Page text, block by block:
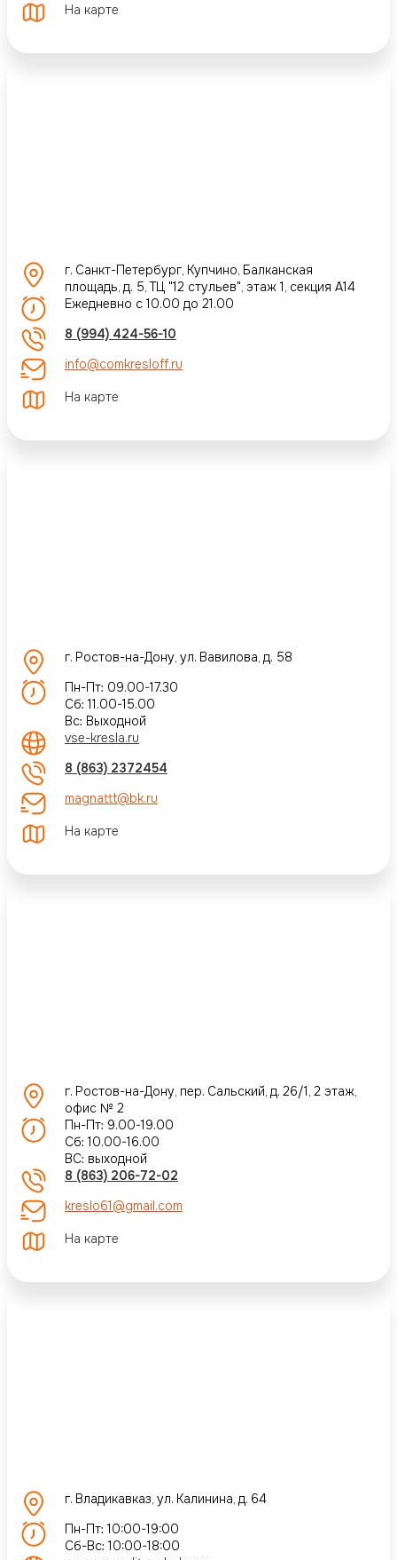
На карте
г. Санкт-Петербург, Купчино, Балканская
площадь, д. 5, ТЦ "12 стульев", этаж 1, секция А14
Ежедневно с 10.00 до 21.00
8 (994) 424-56-10
info@comkresloff.ru
На карте
г. Ростов-на-Дону, ул. Вавилова, д. 58
Пн-Пт: 09.00-17.30
Сб: 11.00-15.00
Вс: Выходной
vse-kresla.ru
8 (863) 2372454
magnattt@bk.ru
На карте
г. Ростов-на-Дону, пер. Сальский, д. 26/1, 2 этаж,
офис № 2
Пн-Пт: 9.00-19.00
Сб: 10.00-16.00
ВС: выходной
8 (863) 206-72-02
kreslo61@gmail.com
На карте
г. Владикавказ, ул. Калинина, д. 64
Пн-Пт: 10:00-19:00
Сб-Вс: 10:00-18:00